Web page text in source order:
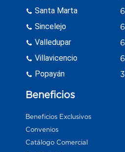
Santa Marta
Sincelejo
Valledupar
Villavicencio
Popayán
Beneficios
Beneficios Exclusivos
Convenios
Catálogo Comercial